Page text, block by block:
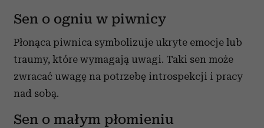
Sen o ogniu w piwnicy
Płonąca piwnica symbolizuje ukryte emocje lub
traumy, które wymagają uwagi. Taki sen może
zwracać uwagę na potrzebę introspekcji i pracy
nad sobą.
Sen o małym płomieniu